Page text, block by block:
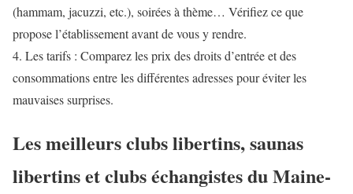
(hammam, jacuzzi, etc.), soirées à thème… Vérifiez ce que
propose l’établissement avant de vous y rendre.
4. Les tarifs : Comparez les prix des droits d’entrée et des
consommations entre les différentes adresses pour éviter les
mauvaises surprises.
Les meilleurs clubs libertins, saunas
libertins et clubs échangistes du Maine-